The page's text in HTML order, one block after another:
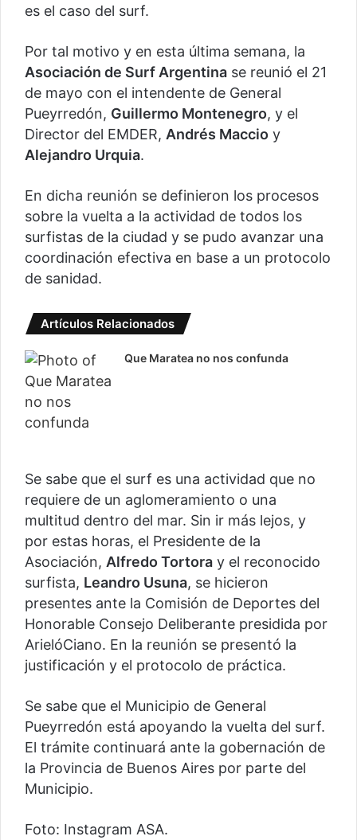
es el caso del surf.
Por tal motivo y en esta última semana, la
Asociación de Surf Argentina se reunió el 21
de mayo con el intendente de General
Pueyrredón, Guillermo Montenegro, y el
Director del EMDER, Andrés Maccio y
Alejandro Urquia.
En dicha reunión se definieron los procesos
sobre la vuelta a la actividad de todos los
surfistas de la ciudad y se pudo avanzar una
coordinación efectiva en base a un protocolo
de sanidad.
Artículos Relacionados
Que Maratea no nos confunda
Se sabe que el surf es una actividad que no
requiere de un aglomeramiento o una
multitud dentro del mar. Sin ir más lejos, y
por estas horas, el Presidente de la
Asociación, Alfredo Tortora y el reconocido
surfista, Leandro Usuna, se hicieron
presentes ante la Comisión de Deportes del
Honorable Consejo Deliberante presidida por
ArielóCiano. En la reunión se presentó la
justificación y el protocolo de práctica.
Se sabe que el Municipio de General
Pueyrredón está apoyando la vuelta del surf.
El trámite continuará ante la gobernación de
la Provincia de Buenos Aires por parte del
Municipio.
Foto: Instagram ASA.